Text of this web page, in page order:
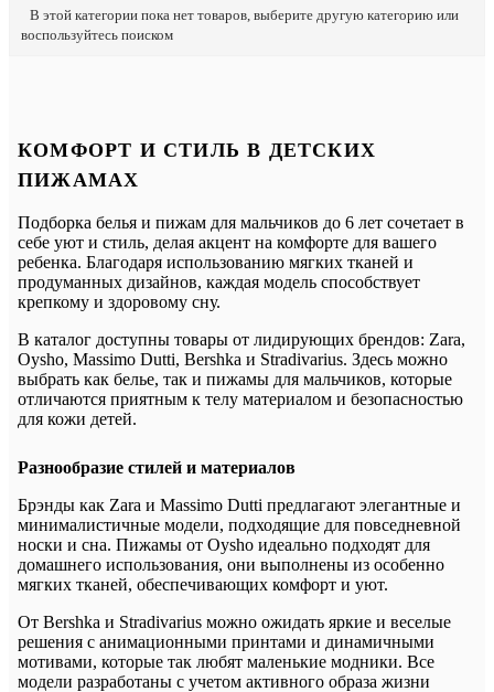
В этой категории пока нет товаров, выберите другую категорию или
воспользуйтесь поиском
КОМФОРТ И СТИЛЬ В ДЕТСКИХ
ПИЖАМАХ
Подборка белья и пижам для мальчиков до 6 лет сочетает в
себе уют и стиль, делая акцент на комфорте для вашего
ребенка. Благодаря использованию мягких тканей и
продуманных дизайнов, каждая модель способствует
крепкому и здоровому сну.
В каталог доступны товары от лидирующих брендов: Zara,
Oysho, Massimo Dutti, Bershka и Stradivarius. Здесь можно
выбрать как белье, так и пижамы для мальчиков, которые
отличаются приятным к телу материалом и безопасностью
для кожи детей.
Разнообразие стилей и материалов
Брэнды как Zara и Massimo Dutti предлагают элегантные и
минималистичные модели, подходящие для повседневной
носки и сна. Пижамы от Oysho идеально подходят для
домашнего использования, они выполнены из особенно
мягких тканей, обеспечивающих комфорт и уют.
От Bershka и Stradivarius можно ожидать яркие и веселые
решения с анимационными принтами и динамичными
мотивами, которые так любят маленькие модники. Все
модели разработаны с учетом активного образа жизни